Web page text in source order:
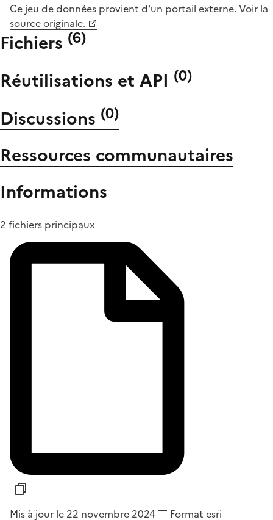
Ce jeu de données provient d'un portail externe. Voir la
source originale.
Fichiers (6)
Réutilisations et API (0)
Discussions (0)
Ressources communautaires
Informations
2 fichiers principaux
Mis à jour le 22 novembre 2024 Format esri